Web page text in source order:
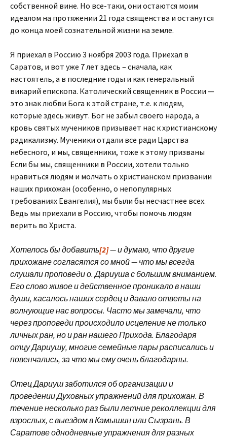
собственной вине. Но все-таки, они остаются моим
идеалом на протяжении 21 года священства и останутся
до конца моей сознательной жизни на земле.
Я приехал в Россию 3 ноября 2003 года. Приехал в
Саратов, и вот уже 7 лет здесь – сначала, как
настоятель, а в последние годы и как генеральный
викарий епископа. Католический священник в России —
это знак любви Бога к этой стране, т.е. к людям,
которые здесь живут. Бог не забыл своего народа, а
кровь святых мучеников призывает нас к христианскому
радикализму. Мученики отдали все ради Царства
небесного, и мы, священники, тоже к этому призваны
Если бы мы, священники в России, хотели только
нравиться людям и молчать о христианском призвании
наших прихожан (особенно, о непопулярных
требованиях Евангелия), мы были бы несчастнее всех.
Ведь мы приехали в Россию, чтобы помочь людям
верить во Христа.
Хотелось бы добавить[2]— и думаю, что другие
прихожане согласятся со мной — что мы всегда
слушали проповеди о. Дариуша с большим вниманием.
Его слово живое и действенное проникало в наши
души, касалось наших сердец и давало ответы на
волнующие нас вопросы. Часто мы замечали, что
через проповеди происходило исцеление не только
личных ран, но и ран нашего Прихода. Благодаря
отцу Дариушу, многиесемейные пары расписались и
повенчались, за что мы ему очень благодарны.
Отец Дариуш заботился об организации и
проведении Духовных упражнений для прихожан. В
течение несколько раз были летние реколлекции для
взрослых, с выездом в Камышин или Сызрань. В
Саратове однодневные упражнения для разных